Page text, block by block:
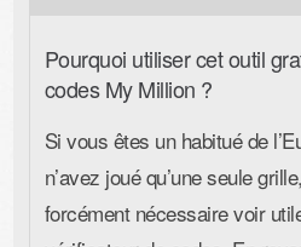
Pourquoi utiliser cet outil
codes My Million ?
Si vous êtes un habitué de
n’avez joué qu’une seule
forcément nécessaire voir